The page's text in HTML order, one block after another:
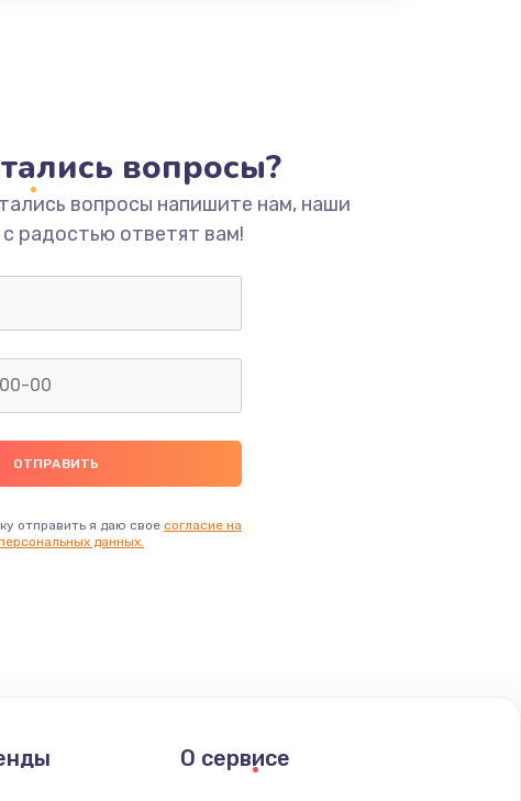
вопросы?
вопросы напишите нам, наши
радостью ответят вам!
отправить я даю свое согласие на
данных.
О сервисе